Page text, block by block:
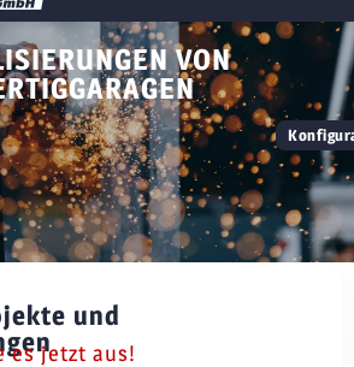
VON
und
es jetzt aus!